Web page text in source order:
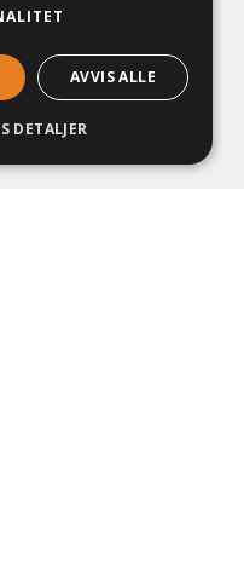
AVVIS ALLE
DETALJER